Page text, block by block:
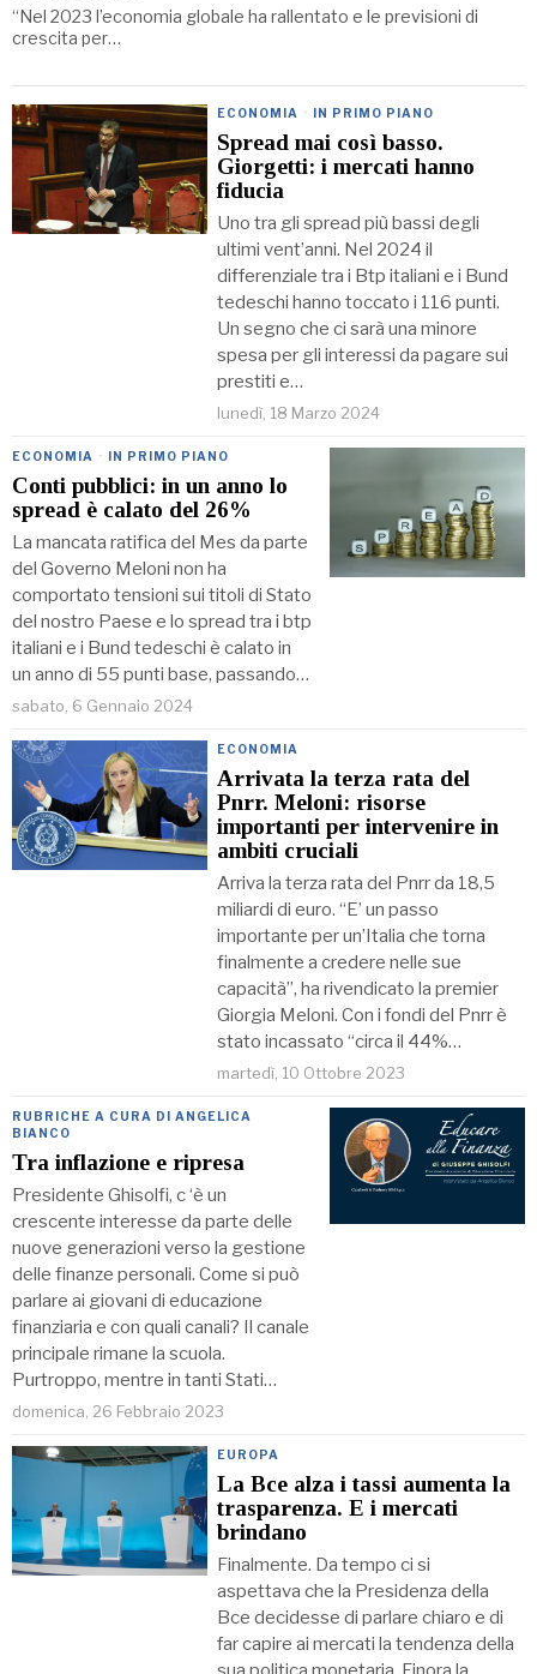
“Nel 2023 l’economia globale ha rallentato e le previsioni di
crescita per…
ECONOMIA · IN PRIMO PIANO
Spread mai così basso.
Giorgetti: i mercati hanno
fiducia
Uno tra gli spread più bassi degli
ultimi vent’anni. Nel 2024 il
differenziale tra i Btp italiani e i Bund
tedeschi hanno toccato i 116 punti.
Un segno che ci sarà una minore
spesa per gli interessi da pagare sui
prestiti e…
lunedì, 18 Marzo 2024
ECONOMIA · IN PRIMO PIANO
Conti pubblici: in un anno lo
spread è calato del 26%
La mancata ratifica del Mes da parte
del Governo Meloni non ha
comportato tensioni sui titoli di Stato
del nostro Paese e lo spread tra i btp
italiani e i Bund tedeschi è calato in
un anno di 55 punti base, passando…
sabato, 6 Gennaio 2024
ECONOMIA
Arrivata la terza rata del
Pnrr. Meloni: risorse
importanti per intervenire in
ambiti cruciali
Arriva la terza rata del Pnrr da 18,5
miliardi di euro. “E’ un passo
importante per un’Italia che torna
finalmente a credere nelle sue
capacità”, ha rivendicato la premier
Giorgia Meloni. Con i fondi del Pnrr è
stato incassato “circa il 44%…
martedì, 10 Ottobre 2023
RUBRICHE A CURA DI ANGELICA
BIANCO
Tra inflazione e ripresa
Presidente Ghisolfi, c ‘è un
crescente interesse da parte delle
nuove generazioni verso la gestione
delle finanze personali. Come si può
parlare ai giovani di educazione
finanziaria e con quali canali? Il canale
principale rimane la scuola.
Purtroppo, mentre in tanti Stati…
domenica, 26 Febbraio 2023
EUROPA
La Bce alza i tassi aumenta la
trasparenza. E i mercati
brindano
Finalmente. Da tempo ci si
aspettava che la Presidenza della
Bce decidesse di parlare chiaro e di
far capire ai mercati la tendenza della